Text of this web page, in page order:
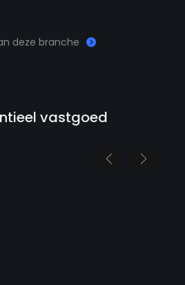
deze branche
vastgoed